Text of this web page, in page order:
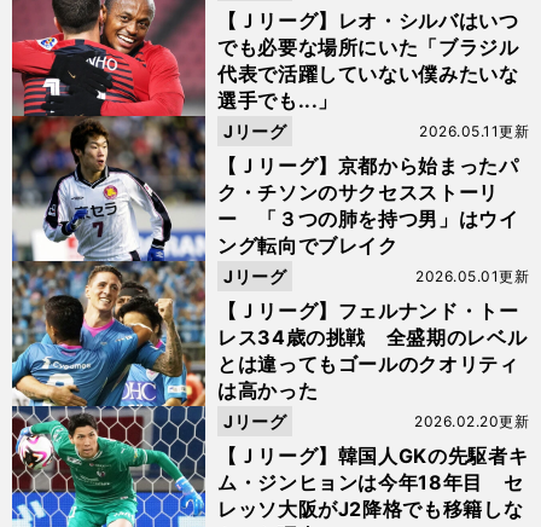
【Ｊリーグ】レオ・シルバはいつ
でも必要な場所にいた「ブラジル
代表で活躍していない僕みたいな
選手でも...」
【Ｊリーグ】京都から始まったパ
ク・チソンのサクセスストーリ
ー 「３つの肺を持つ男」はウイ
ング転向でブレイク
2026.05.11更新
Jリーグ
【Ｊリーグ】フェルナンド・トー
レス34歳の挑戦 全盛期のレベル
とは違ってもゴールのクオリティ
は高かった
2026.05.01更新
Jリーグ
【Ｊリーグ】韓国人GKの先駆者キ
ム・ジンヒョンは今年18年目 セ
レッソ大阪がJ2降格でも移籍しな
2026.02.20更新
Jリーグ